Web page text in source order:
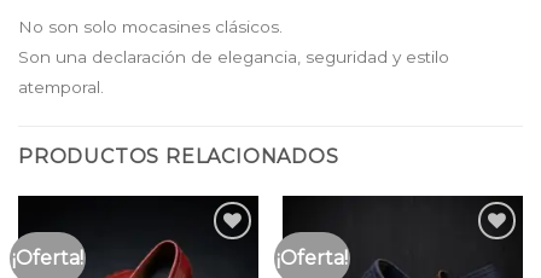
No son solo mocasines clásicos.
Son una declaración de elegancia, seguridad y estilo
atemporal.
PRODUCTOS RELACIONADOS
¡Oferta! ¡Oferta!
a la